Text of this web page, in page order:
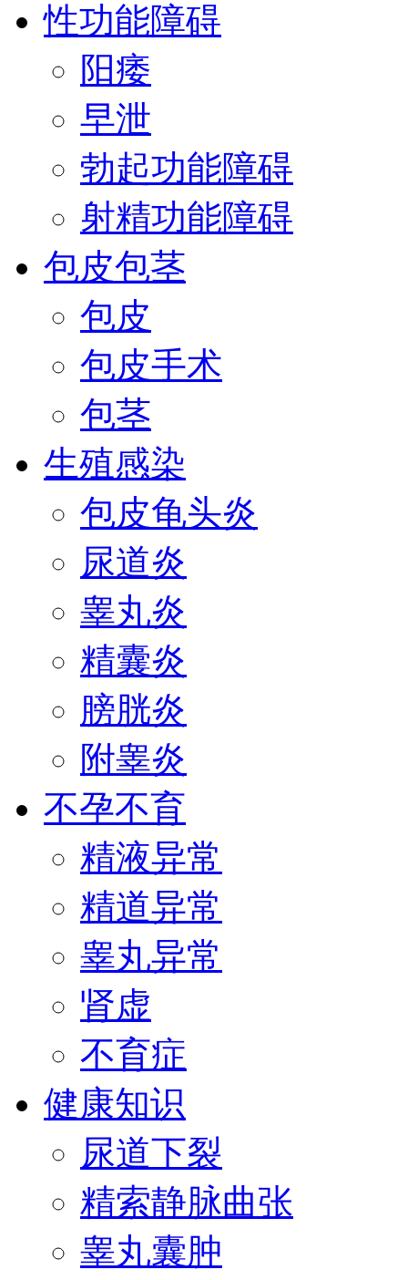
性功能障碍
阳痿
早泄
勃起功能障碍
射精功能障碍
包皮包茎
包皮
包皮手术
包茎
生殖感染
包皮龟头炎
尿道炎
睾丸炎
精囊炎
膀胱炎
附睾炎
不孕不育
精液异常
精道异常
睾丸异常
肾虚
不育症
健康知识
尿道下裂
精索静脉曲张
睾丸囊肿